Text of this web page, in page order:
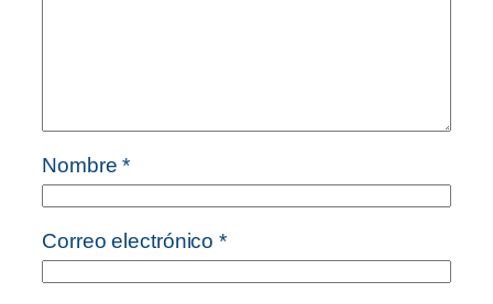
Nombre*
Correo electrónico*